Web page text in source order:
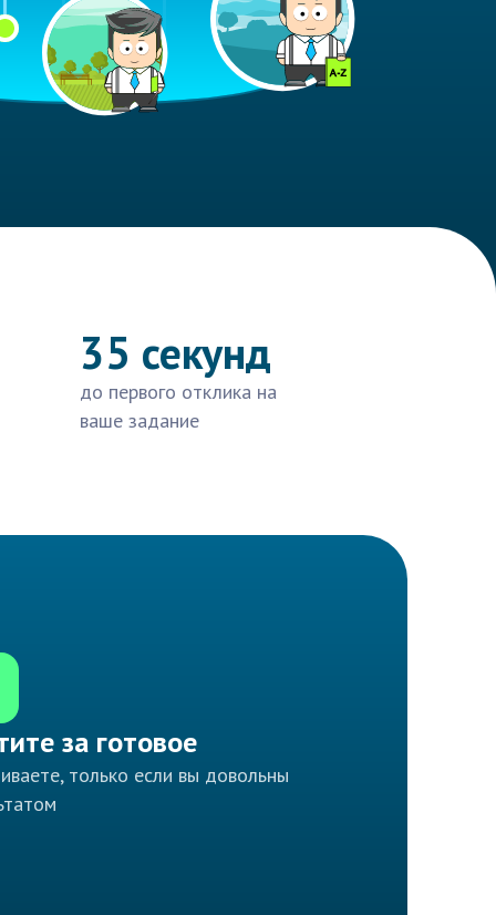
35 секунд
до первого отклика на
ваше задание
за готовое
только если вы довольны